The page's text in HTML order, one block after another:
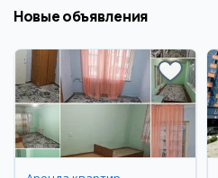
Новые объявления